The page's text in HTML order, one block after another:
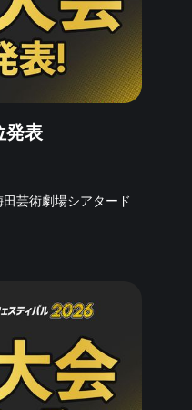
発表
芸術劇場シアタード